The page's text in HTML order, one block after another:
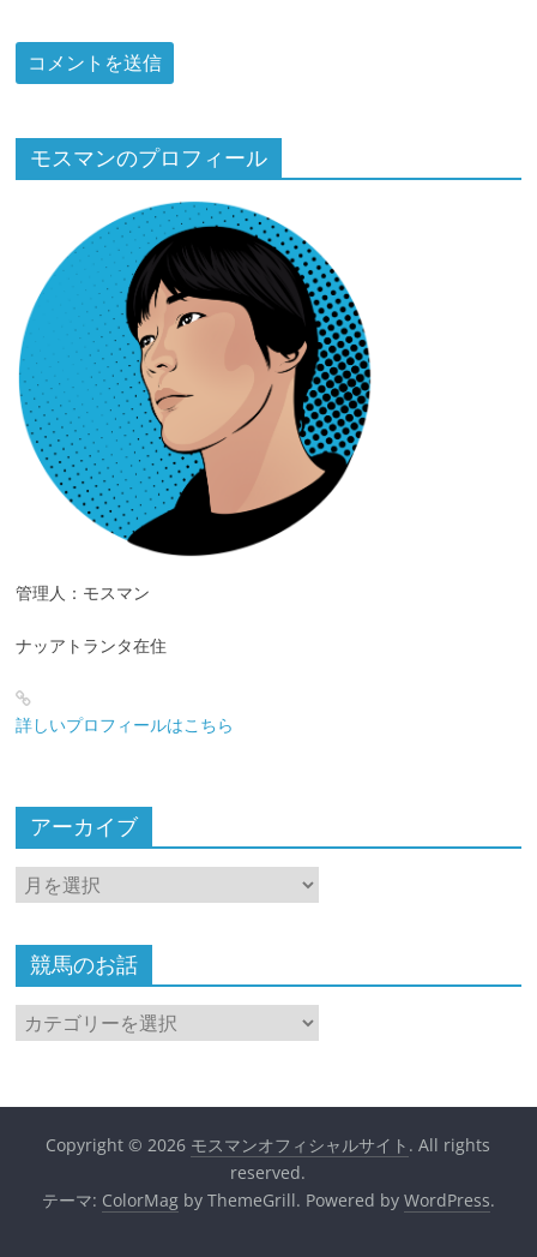
モスマンのプロフィール
管理人：モスマン
ナッアトランタ在住
詳しいプロフィールはこちら
アーカイブ
ア
ー
イ
ブ
競馬のお話
競
馬
Copyright © 2026 モスマンオフィシャルサイト . All rights
reserved.
テーマ: ColorMagby ThemeGrill. Powered by WordPress.